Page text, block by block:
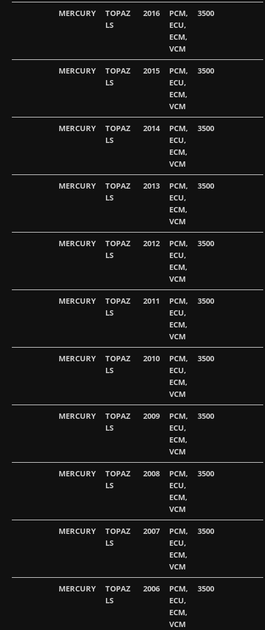
MERCURY
TOPAZ
LS
2016
PCM,
ECU,
ECM,
VCM
3500
MERCURY
TOPAZ
LS
2015
PCM,
ECU,
ECM,
VCM
3500
MERCURY
TOPAZ
LS
2014
PCM,
ECU,
ECM,
VCM
3500
MERCURY
TOPAZ
LS
2013
PCM,
ECU,
ECM,
VCM
3500
MERCURY
TOPAZ
LS
2012
PCM,
ECU,
ECM,
VCM
3500
MERCURY
TOPAZ
LS
2011
PCM,
ECU,
ECM,
VCM
3500
MERCURY
TOPAZ
LS
2010
PCM,
ECU,
ECM,
VCM
3500
MERCURY
TOPAZ
LS
2009
PCM,
ECU,
ECM,
VCM
3500
MERCURY
TOPAZ
LS
2008
PCM,
ECU,
ECM,
VCM
3500
MERCURY
TOPAZ
LS
2007
PCM,
ECU,
ECM,
VCM
3500
MERCURY
TOPAZ
LS
2006
PCM,
ECU,
ECM,
VCM
3500